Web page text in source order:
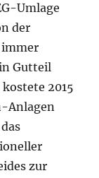
Umlage
der
immer
Gutteil
2015
Anlagen
zur